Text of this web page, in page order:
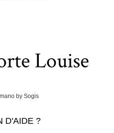
by Sogis
D'AIDE ?